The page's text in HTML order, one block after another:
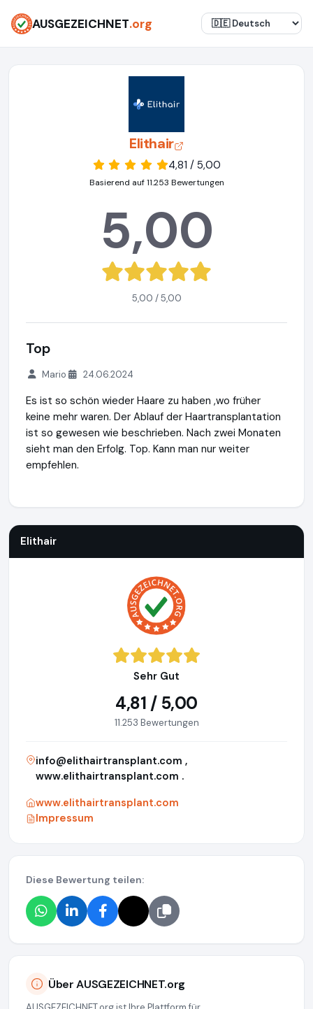
AUSGEZEICHNET.org
Elithair
4,81 / 5,00
Basierend auf 11.253 Bewertungen
5,00
5,00 / 5,00
Top
Mario 24.06.2024
Es ist so schön wieder Haare zu haben ,wo früher
keine mehr waren. Der Ablauf der Haartransplantation
ist so gewesen wie beschrieben. Nach zwei Monaten
sieht man den Erfolg. Top. Kann man nur weiter
empfehlen.
Elithair
Sehr Gut
4,81 / 5,00
11.253 Bewertungen
info@elithairtransplant.com ,
www.elithairtransplant.com .
www.elithairtransplant.com
Impressum
Diese Bewertung teilen:
Über AUSGEZEICHNET.org